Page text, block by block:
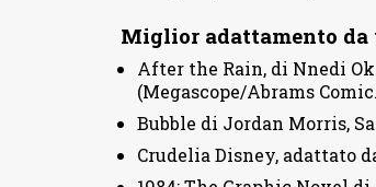
Miglior adattamento
After the Rain, di Nnedi
(Megascope/Abrams
Bubble di Jordan Morris,
Crudelia Disney, adattato